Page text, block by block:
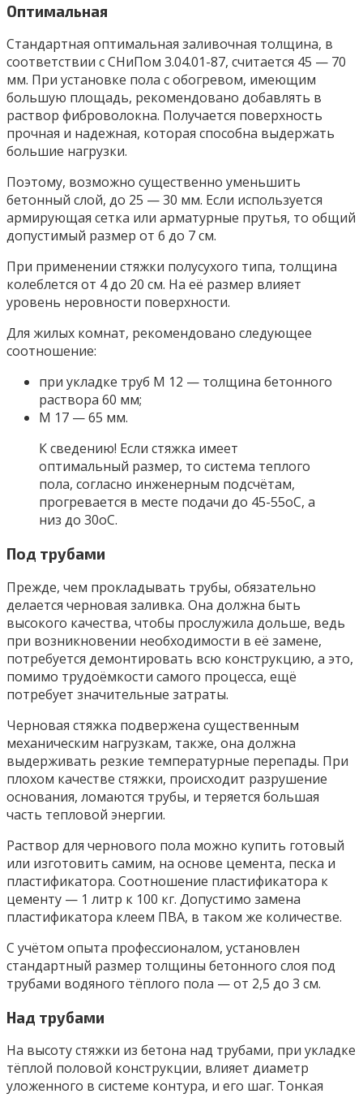
Оптимальная
Стандартная оптимальная заливочная толщина, в
соответствии с СНиПом 3.04.01-87, считается 45 — 70
мм. При установке пола с обогревом, имеющим
большую площадь, рекомендовано добавлять в
раствор фиброволокна. Получается поверхность
прочная и надежная, которая способна выдержать
большие нагрузки.
Поэтому, возможно существенно уменьшить
бетонный слой, до 25 — 30 мм. Если используется
армирующая сетка или арматурные прутья, то общий
допустимый размер от 6 до 7 см.
При применении стяжки полусухого типа, толщина
колеблется от 4 до 20 см. На её размер влияет
уровень неровности поверхности.
Для жилых комнат, рекомендовано следующее
соотношение:
при укладке труб М 12 — толщина бетонного
раствора 60 мм;
М 17 — 65 мм.
К сведению! Если стяжка имеет
оптимальный размер, то система теплого
пола, согласно инженерным подсчётам,
прогревается в месте подачи до 45-55оС, а
низ до 30оС.
Под трубами
Прежде, чем прокладывать трубы, обязательно
делается черновая заливка. Она должна быть
высокого качества, чтобы прослужила дольше, ведь
при возникновении необходимости в её замене,
потребуется демонтировать всю конструкцию, а это,
помимо трудоёмкости самого процесса, ещё
потребует значительные затраты.
Черновая стяжка подвержена существенным
механическим нагрузкам, также, она должна
выдерживать резкие температурные перепады. При
плохом качестве стяжки, происходит разрушение
основания, ломаются трубы, и теряется большая
часть тепловой энергии.
Раствор для чернового пола можно купить готовый
или изготовить самим, на основе цемента, песка и
пластификатора. Соотношение пластификатора к
цементу — 1 литр к 100 кг. Допустимо замена
пластификатора клеем ПВА, в таком же количестве.
С учётом опыта профессионалом, установлен
стандартный размер толщины бетонного слоя под
трубами водяного тёплого пола — от 2,5 до 3 см.
Над трубами
На высоту стяжки из бетона над трубами, при укладке
тёплой половой конструкции, влияет диаметр
уложенного в системе контура, и его шаг. Тонкая